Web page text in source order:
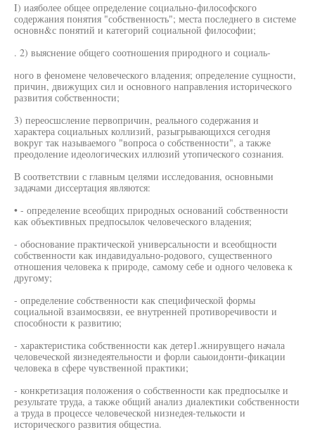
I) иаяболее общее определение социально-философского
содержания понятия "собственность"; места последнего в системе
основн&с понятий и категорий социальной философии;
. 2) выяснение общего соотношения природного и социаль-
ного в феномене человеческого владения; определение сущности,
причин, движущих сил и основного направления исторического
развития собственности;
3) переосшсление первопричин, реального содержания и
характера социальных коллизий, разыгрывающихся сегодня
вокруг так называемого "вопроса о собственности", а также
преодоление идеологических иллюзий утопического сознания.
В соответствии с главным целями исследования, основными
задачами диссертация являются:
• - определение всеобщих природных оснований собственности
как объективных предпосылок человеческого владения;
- обоснование практической универсальности и всеобщности
собственности как индавидуально-родового, существенного
отношения человека к природе, самому себе и одного человека к
другому;
- определение собственности как специфической формы
социальной взаимосвязи, ее внутренней противоречивости и
способности к развитию;
- характеристика собственности как детер1.жнирувщего начала
человеческой яизнедеятельности и форли саыоидонти-фикации
человека в сфере чувственной практики;
- конкретизация положения о собственности как предпосылке и
результате труда, а также общий анализ диалектики собственности
а труда в процессе человеческой низнедея-телькости и
исторического развития общестиа.